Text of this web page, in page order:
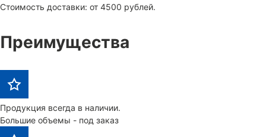
Стоимость доставки: от 4500 рублей.
Преимущества
Продукция всегда в наличии.
Большие объемы - под заказ